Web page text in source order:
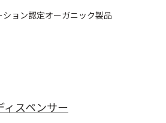
ョン認定オーガニック製品
スペンサー